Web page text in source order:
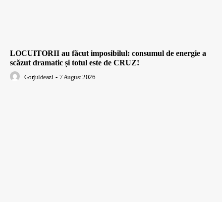
LOCUITORII au făcut imposibilul: consumul de energie a
scăzut dramatic și totul este de CRUZ!
Gorjuldeazi - 7 August 2026